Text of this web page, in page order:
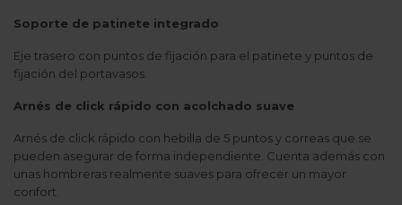
Soporte de patinete integrado
Eje trasero con puntos de fijación para el patinete y puntos de
fijación del portavasos.
Arnés de click rápido con acolchado suave
Arnés de click rápido con hebilla de 5 puntos y correas que se
pueden asegurar de forma independiente. Cuenta además con
unas hombreras realmente suaves para ofrecer un mayor
confort.